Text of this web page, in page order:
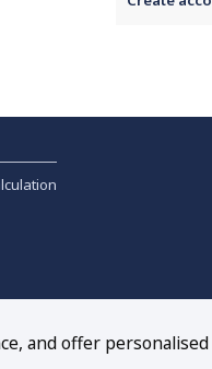
and offer personalised